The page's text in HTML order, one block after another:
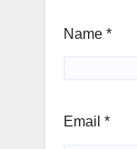
Name *
Email *